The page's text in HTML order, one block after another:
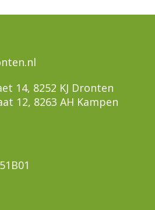
14, 8252 KJ Dronten
12, 8263 AH Kampen